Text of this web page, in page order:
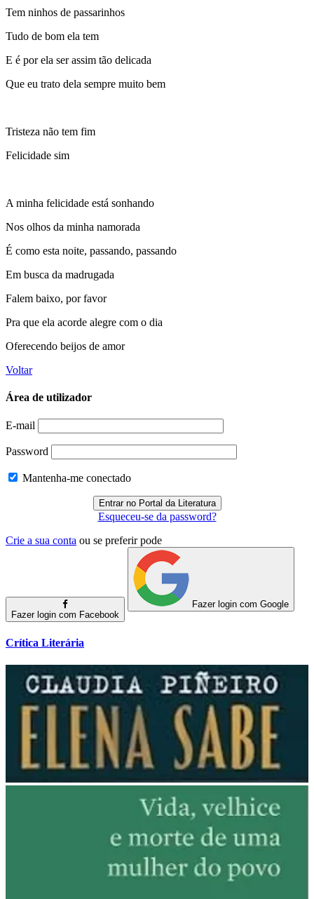
Tem ninhos de passarinhos
Tudo de bom ela tem
E é por ela ser assim tão delicada
Que eu trato dela sempre muito bem
Tristeza não tem fim
Felicidade sim
A minha felicidade está sonhando
Nos olhos da minha namorada
É como esta noite, passando, passando
Em busca da madrugada
Falem baixo, por favor
Pra que ela acorde alegre com o dia
Oferecendo beijos de amor
Voltar
Área de utilizador
E-mail
Password
Mantenha-me conectado
Esqueceu-se da password?
Crie a sua conta ou se preferir pode
Fazer login com Facebook
Fazer login com Google
Crítica Literária